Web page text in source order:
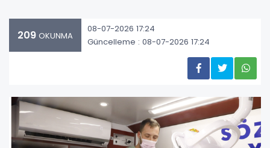
209 OKUNMA
08-07-2026 17:24
Güncelleme : 08-07-2026 17:24